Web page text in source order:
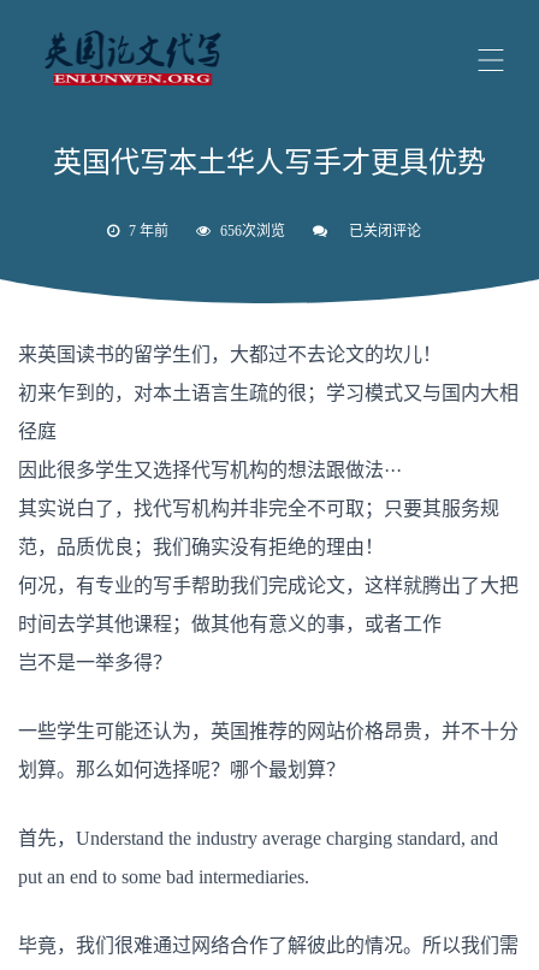
英国代写本土华人写手才更具优势
7 年前 656次浏览
英
华
写
更
具
优
势
已关闭评论
来英国读书的留学生们，大都过不去论文的坎儿！
初来乍到的，对本土语言生疏的很；学习模式又与国内大相
径庭
因此很多学生又选择代写机构的想法跟做法···
其实说白了，找代写机构并非完全不可取；只要其服务规
范，品质优良；我们确实没有拒绝的理由！
何况，有专业的写手帮助我们完成论文，这样就腾出了大把
时间去学其他课程；做其他有意义的事，或者工作
岂不是一举多得？
一些学生可能还认为，英国推荐的网站价格昂贵，并不十分
划算。那么如何选择呢？哪个最划算？
首先，Understand the industry average charging standard, and
put an end to some bad intermediaries.
毕竟，我们很难通过网络合作了解彼此的情况。所以我们需